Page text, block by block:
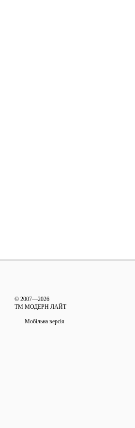
© 2007—2026
ТМ МОДЕРН ЛАЙТ
Мобільна версія